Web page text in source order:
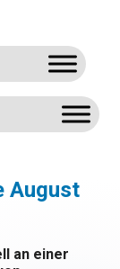
August
an einer